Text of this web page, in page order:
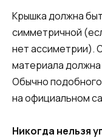
Крышка должна
симметричной
нет ассиметрии).
материала
Обычно
на официальном
Никогда нельзя